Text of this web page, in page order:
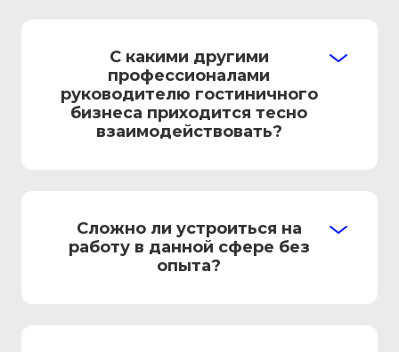
С какими другими
профессионалами
руководителю гостиничного
бизнеса приходится тесно
взаимодействовать?
Сложно ли устроиться на
работу в данной сфере без
опыта?